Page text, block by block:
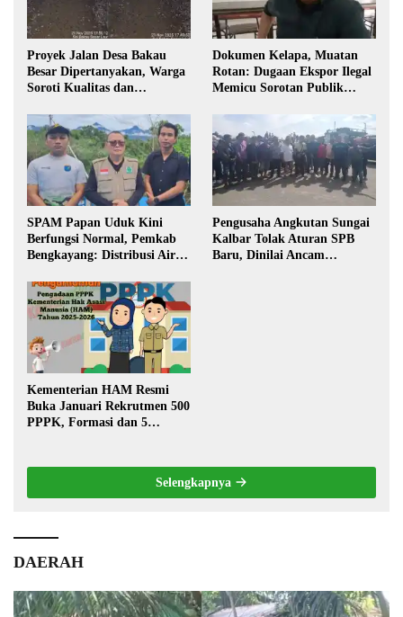
Proyek Jalan Desa Bakau
Besar Dipertanyakan, Warga
Soroti Kualitas dan
Pembangunan
Dokumen Kelapa, Muatan
Rotan: Dugaan Ekspor Ilegal
Memicu Sorotan Publik
SPAM Papan Uduk Kini
Berfungsi Normal, Pemkab
Bengkayang: Distribusi Air
Warga
Pengusaha Angkutan Sungai
Kalbar Tolak Aturan SPB
Baru, Dinilai Ancam
Kementerian HAM Resmi
Buka Januari Rekrutmen 500
PPPK, Formasi dan 5
Selengkapnya
DAERAH